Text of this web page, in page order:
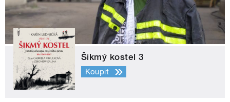
Šikmý kostel 3
Koupit